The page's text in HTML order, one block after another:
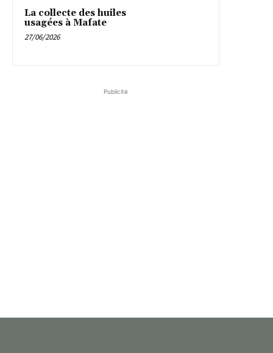
La collecte des huiles
usagées à Mafate
27/06/2026
Publicité